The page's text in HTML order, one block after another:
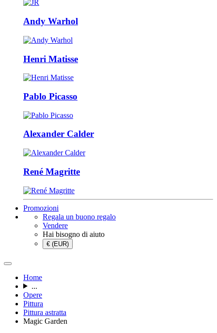
Andy Warhol
Henri Matisse
Pablo Picasso
Alexander Calder
René Magritte
Promozioni
Regala un buono regalo
Vendere
Hai bisogno di aiuto
€ (EUR)
Home
...
Opere
Pittura
Pittura astratta
Magic Garden